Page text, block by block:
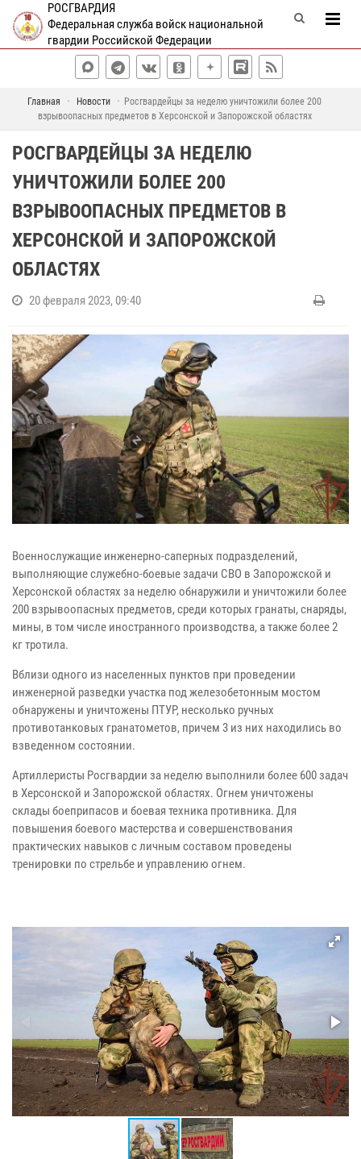
РОСГВАРДИЯ
Федеральная служба войск национальной
гвардии Российской Федерации
Главная Новости
Росгвардейцы за неделю уничтожили более 200
взрывоопасных предметов в Херсонской и Запорожской областях
РОСГВАРДЕЙЦЫ ЗА НЕДЕЛЮ
УНИЧТОЖИЛИ БОЛЕЕ 200
ВЗРЫВООПАСНЫХ ПРЕДМЕТОВ В
ХЕРСОНСКОЙ И ЗАПОРОЖСКОЙ
ОБЛАСТЯХ
20 февраля 2023, 09:40
Военнослужащие инженерно-саперных подразделений,
выполняющие служебно-боевые задачи СВО в Запорожской и
Херсонской областях за неделю обнаружили и уничтожили более
200 взрывоопасных предметов, среди которых гранаты, снаряды,
мины, в том числе иностранного производства, а также более 2
кг тротила.
Вблизи одного из населенных пунктов при проведении
инженерной разведки участка под железобетонным мостом
обнаружены и уничтожены ПТУР, несколько ручных
противотанковых гранатометов, причем 3 из них находились во
взведенном состоянии.
Артиллеристы Росгвардии за неделю выполнили более 600 задач
в Херсонской и Запорожской областях. Огнем уничтожены
склады боеприпасов и боевая техника противника. Для
повышения боевого мастерства и совершенствования
практических навыков с личным составом проведены
тренировки по стрельбе и управлению огнем.